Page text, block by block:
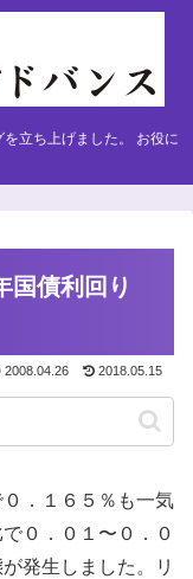
立ち上げました。 お役に
国債利回り
2008.04.26 2018.05.15
．１６５％も一気
０．０１〜０．０
発生しました。リ